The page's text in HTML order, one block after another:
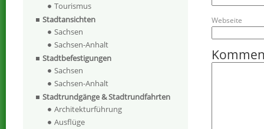
Webseite
Tourismus
Stadtansichten
Sachsen
Sachsen-Anhalt
Stadtbefestigungen
Sachsen
Sachsen-Anhalt
Stadtrundgänge & Stadtrundfahrten
Architekturführung
Ausflüge